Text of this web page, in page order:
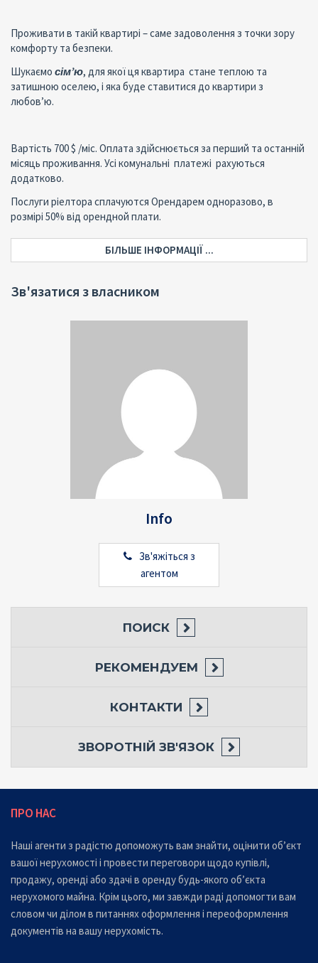
Проживати в такій квартирі – саме задоволення з точки зору
комфорту та безпеки.
Шукаємо сім’ю, для якої ця квартира стане теплою та
затишною оселею, і яка буде ставитися до квартири з
любов’ю.
Вартість 700 $ /міс. Оплата здійснюється за перший та останній
місяць проживання. Усі комунальні платежі рахуються
додатково.
Послуги ріелтора сплачуются Орендарем одноразово, в
розмірі 50% від орендной плати.
БІЛЬШЕ ІНФОРМАЦІЇ ...
Зв'язатися з власником
Info
Зв'яжіться з
агентом
ПОИСК
РЕКОМЕНДУЕМ
КОНТАКТИ
ЗВОРОТНІЙ ЗВ'ЯЗОК
ПРО НАС
Наші агенти з радістю допоможуть вам знайти, оцінити об’єкт
вашої нерухомості і провести переговори щодо купівлі,
продажу, оренді або здачі в оренду будь-якого об’єкта
нерухомого майна. Крім цього, ми завжди раді допомогти вам
словом чи ділом в питаннях оформлення і переоформлення
документів на вашу нерухомість.